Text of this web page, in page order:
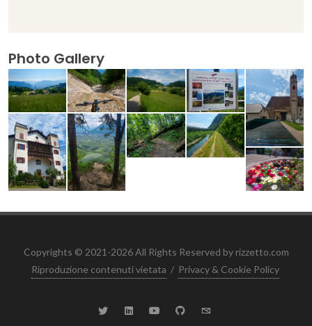
Photo Gallery
Copyrights © 2021-2026 All Rights Reserved by rizzetto.com
Riproduzione contenuti vietata / Privacy & Cookie Policy